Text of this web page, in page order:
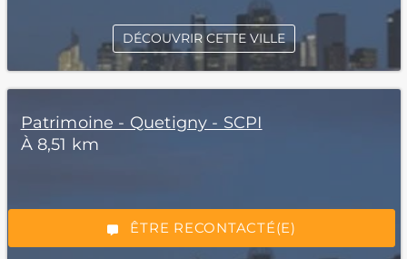
“Excellent”, 165 avis
ÊTRE RECONTACTÉ(E)
DÉCOUVRIR CETTE VILLE
Patrimoine - Quetigny - SCPI
À 8,51 km